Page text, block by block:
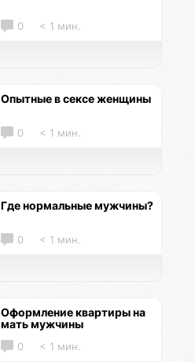
0 < 1 мин.
Опытные в сексе женщины
0 < 1 мин.
Где нормальные мужчины?
0 < 1 мин.
Оформление квартиры на
мать мужчины
0 < 1 мин.